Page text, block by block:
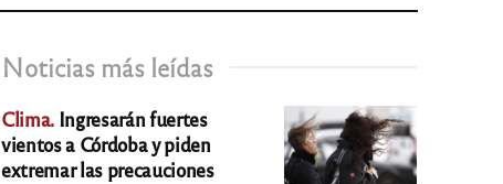
Noticias más leídas
Clima. Ingresarán fuertes
vientos a Córdoba y piden
extremar las precauciones